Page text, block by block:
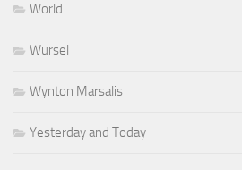
World
Wursel
Wynton Marsalis
Yesterday and Today